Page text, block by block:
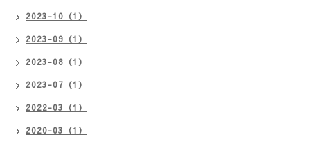
2023-10（1）
2023-09（1）
2023-08（1）
2023-07（1）
2022-03（1）
2020-03（1）